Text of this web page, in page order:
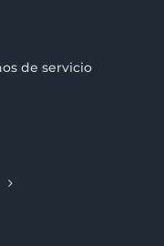
de servicio